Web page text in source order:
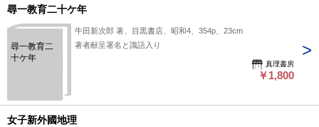
尋一教育二十ケ年
尋一教育二
十ケ年
牛田新次郎 著、目黒書店、昭和4、354p、23cm
著者献呈署名と識語入り
真理書房
￥1,800
女子新外國地理